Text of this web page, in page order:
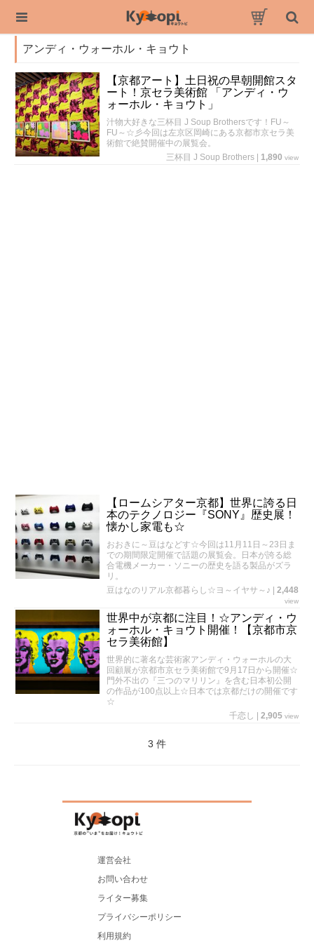
アンディ・ウォーホル・キョウト
【京都アート】土日祝の早朝開館スタ
ート！京セラ美術館 「アンディ・ウ
ォーホル・キョウト」
汁物大好きな三杯目 J Soup Brothersです！FU～
FU～☆彡今回は左京区岡崎にある京都市京セラ美
術館で絶賛開催中の展覧会。
三杯目 J Soup Brothers
1,890 view
【ロームシアター京都】世界に誇る日
本のテクノロジー『SONY』歴史展！
懐かし家電も☆
おおきに～豆はなどす☆今回は11月11日～23日ま
での期間限定開催で話題の展覧会。日本が誇る総
合電機メーカー・ソニーの歴史を語る製品がズラ
リ。
豆はなのリアル京都暮らし☆ヨ～イヤサ～♪
2,448
view
世界中が京都に注目！☆アンディ・ウ
ォーホル・キョウト開催！【京都市京
セラ美術館】
世界的に著名な芸術家アンディ・ウォーホルの大
回顧展が京都市京セラ美術館で9月17日から開催☆
門外不出の『三つのマリリン』を含む日本初公開
の作品が100点以上☆日本では京都だけの開催です
☆
千恋し
2,905 view
3 件
運営会社
お問い合わせ
ライター募集
プライバシーポリシー
利用規約